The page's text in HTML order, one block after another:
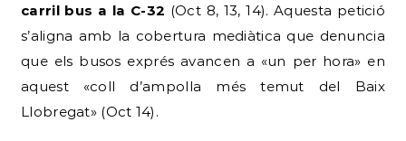
carril bus a la C-32 (Oct 8, 13, 14). Aquesta petició
s’aligna amb la cobertura mediàtica que denuncia
que els busos exprés avancen a «un per hora» en
aquest «coll d’ampolla més temut del Baix
Llobregat» (Oct 14).